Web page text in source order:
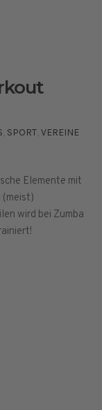
, SPORT,VEREINE
Elemente mit
(meist)
wird bei Zumba